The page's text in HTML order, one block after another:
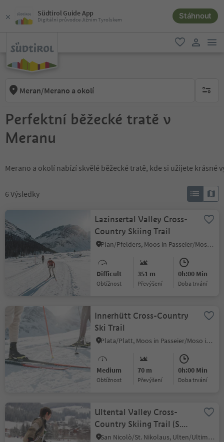
Südtirol Guide App
Digitální průvodce Jižním Tyrolskem Stáhnout
oblíbené
Meran/Merano a okolí brak
Perfektní běžecké tratě v
Meranu
Merano a okolí nabízí skvělé běžecké tratě, kde si užijete krásné
6 Výsledky
Lazinsertal Valley Cross-
Country Skiing Trail
Plan/Pfelders, Moos in Passeier/Moso in Passiria, Meran/Merano and environs
Difficult
Obtížnost
351 m
Převýšení
0h:00 Min
doba trvání
Innerhütt Cross-Country
Ski Trail
Plata/Platt, Moos in Passeier/Moso in Passiria, Meran/Merano and environs
Medium
Obtížnost
70 m
Převýšení
0h:00 Min
doba trvání
Ultental Valley Cross-
Country Skiing Trail (S.
Nicolò - S. Geltrude)
San Nicolò/St. Nikolaus, Ulten/Ultimo, Meran/Merano and environs